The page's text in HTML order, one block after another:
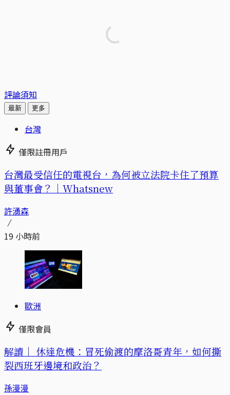
評論須知
最新 更多
台灣
僅限註冊用戶
台灣最受信任的電視台，為何被立法院卡住了預算
與董事會？｜Whatsnew
許湧森
19 小時前
歐洲
僅限會員
解讀｜ 休達危機：冒死偷渡的摩洛哥青年，如何撕
裂西班牙邊境和政治？
孫漫漫